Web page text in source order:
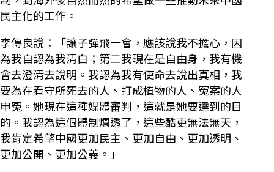
民主化的工作。
李傳良說：「讓子彈飛一會，應該說我不擔心，因
為我自認為我清白；第二我現在是自由身，我有機
會去澄清去說明。我認為我有使命去說出真相，我
要為在看守所死去的人、打成植物的人、冤案的人
申冤。她現在這種媒體審判，這就是她要達到的目
的。我認為這個體制爛透了，這些酷吏無法無天，
我肯定希望中國更加民主、更加自由、更加透明、
更加公開、更加公義。」